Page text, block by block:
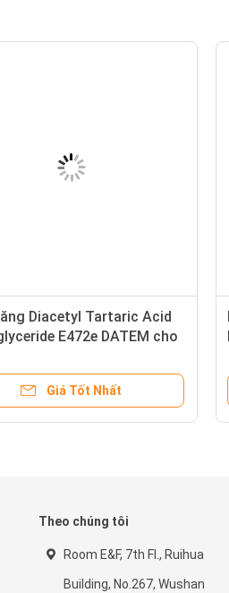
làm bánh công nghiệp
Monostearate tinh
Giá Tốt Nhất
Theo chúng tôi
Room E&F, 7th Fl., Ruihua
Building, No.267, Wushan